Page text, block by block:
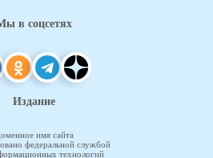
в соцсетях
Издание
имя сайта
федеральной службой
технологий